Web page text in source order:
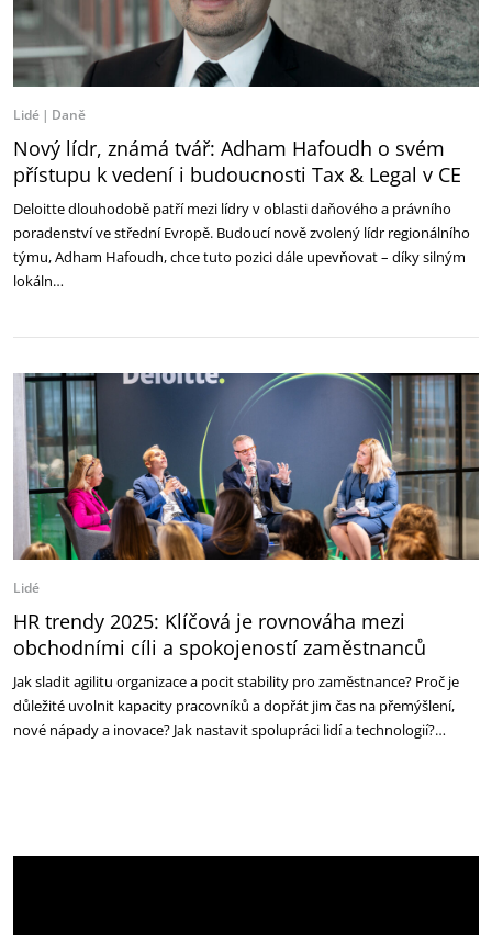
Lidé Daně
Nový lídr, známá tvář: Adham Hafoudh o svém
přístupu k vedení i budoucnosti Tax & Legal v CE
Deloitte dlouhodobě patří mezi lídry v oblasti daňového a právního
poradenství ve střední Evropě. Budoucí nově zvolený lídr regionálního
týmu, Adham Hafoudh, chce tuto pozici dále upevňovat – díky silným
lokáln…
Lidé
HR trendy 2025: Klíčová je rovnováha mezi
‎obchodními cíli a spokojeností zaměstnanců
Jak sladit agilitu organizace a pocit stability pro zaměstnance? Proč je
důležité uvolnit kapacity ‎pracovníků a dopřát jim čas na přemýšlení,
nové nápady a inovace? Jak nastavit spolupráci lidí a ‎technologií?…